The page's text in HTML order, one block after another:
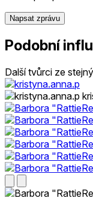
Napsat zprávu
Podobní
Další tvůrci ze